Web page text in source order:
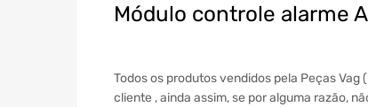
Módulo controle alarme
Todos os produtos vendidos pela Peças
cliente , ainda assim, se por alguma razão,